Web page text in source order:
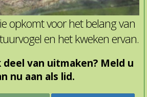
opkomt voor het belang van
en het kweken ervan.
van uitmaken? Meld u
nu aan als lid.